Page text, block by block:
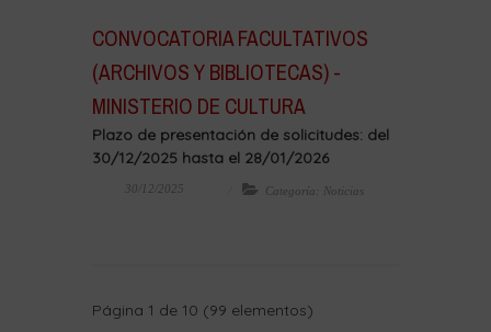
CONVOCATORIA FACULTATIVOS
(ARCHIVOS Y BIBLIOTECAS) -
MINISTERIO DE CULTURA
Plazo de presentación de solicitudes: del
30/12/2025 hasta el 28/01/2026
30/12/2025 Categoría: Noticias
Página 1 de 10 (99 elementos)